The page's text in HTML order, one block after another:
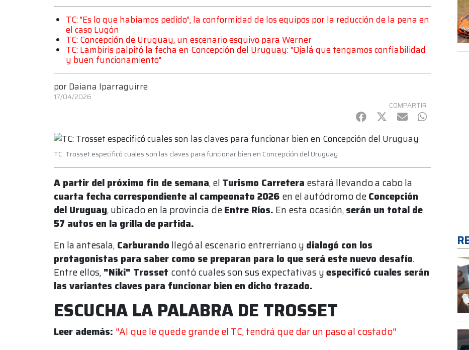
TC: "Es lo que habíamos pedido", la conformidad de los equipos por la reducción de la pena en
el caso Lugón
TC: Concepción de Uruguay, un escenario esquivo para Werner
TC: Lambiris palpitó la fecha en Concepción del Uruguay: "Ojalá que tengamos confiabilidad
y buen funcionamiento"
por Daiana Iparraguirre
17/04/2026
COMPARTIR
Facebook
Twitter
mail WhatsApp
TC: Trosset especificó cuales son las claves para funcionar bien en Concepción del Uruguay
A partir del próximo fin de semana, el Turismo Carretera estará llevando a cabo la
cuarta fecha correspondiente al campeonato 2026 en el autódromo deConcepción
del Uruguay, ubicado en la provincia deEntre Ríos. En esta ocasión,serán un total de
57 autos en la grilla de partida.
En la antesala, Carburando llegó al escenario entrerriano y dialogó con los
protagonistas para saber como se preparan para lo que será este nuevo desafío.
Entre ellos, "Niki" Trosset contó cuales son sus expectativas yespecificó cuales serán
las variantes claves para funcionar bien en dicho trazado.
ESCUCHA LA PALABRA DE TROSSET
Leer además: "Al que le quede grande el TC, tendrá que dar un paso al costado"